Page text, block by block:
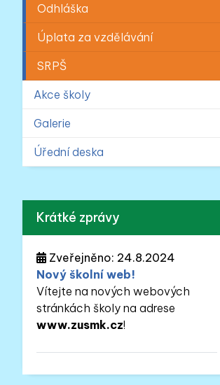
Odhláška
Úplata za vzdělávání
SRPŠ
Akce školy
Galerie
Úřední deska
Krátké zprávy
Zveřejněno: 24.8.2024
Nový školní web!
Vítejte na nových webových
stránkách školy na adrese
www.zusmk.cz!